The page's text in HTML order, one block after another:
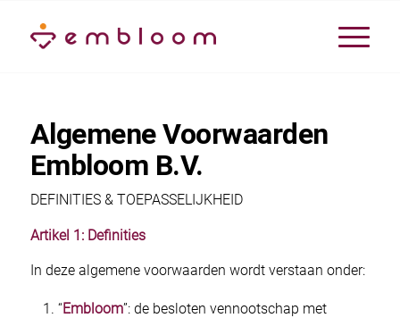
Algemene Voorwaarden
Embloom B.V.
DEFINITIES & TOEPASSELIJKHEID
Artikel 1: Definities
In deze algemene voorwaarden wordt verstaan onder:
“Embloom”: de besloten vennootschap met